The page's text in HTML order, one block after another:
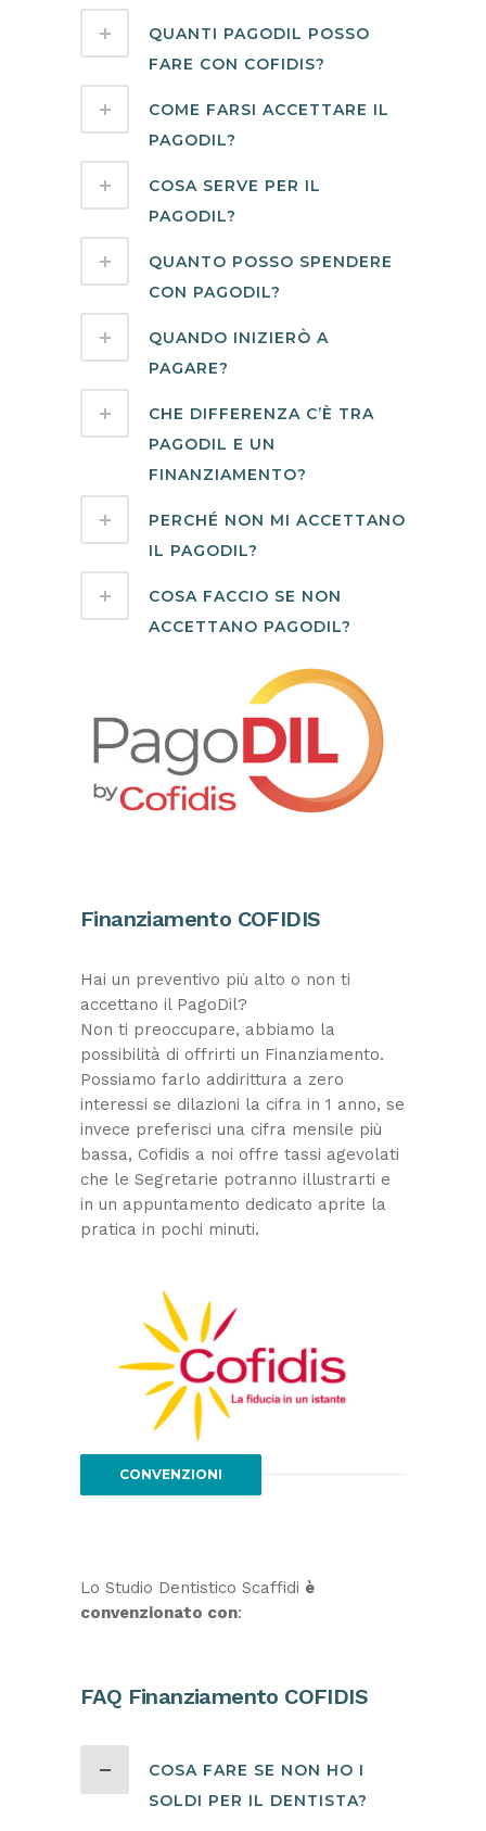
QUANTI PAGODIL POSSO
FARE CON COFIDIS?
COME FARSI ACCETTARE IL
PAGODIL?
COSA SERVE PER IL
PAGODIL?
QUANTO POSSO SPENDERE
CON PAGODIL?
QUANDO INIZIERÒ A
PAGARE?
CHE DIFFERENZA C’È TRA
PAGODIL E UN
FINANZIAMENTO?
PERCHÉ NON MI ACCETTANO
IL PAGODIL?
COSA FACCIO SE NON
ACCETTANO PAGODIL?
Finanziamento COFIDIS
Hai un preventivo più alto o non ti
accettano il PagoDil?
Non ti preoccupare, abbiamo la
possibilità di offrirti un Finanziamento.
Possiamo farlo addirittura a zero
interessi se dilazioni la cifra in 1 anno, se
invece preferisci una cifra mensile più
bassa, Cofidis a noi offre tassi agevolati
che le Segretarie potranno illustrarti e
in un appuntamento dedicato aprite la
pratica in pochi minuti.
CONVENZIONI
Lo Studio Dentistico Scaffidi è
convenzionato con:
FAQ Finanziamento COFIDIS
COSA FARE SE NON HO I
SOLDI PER IL DENTISTA?